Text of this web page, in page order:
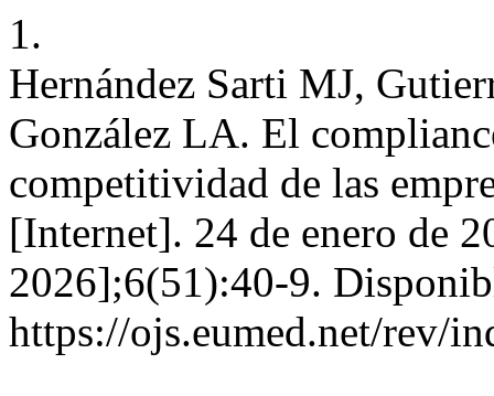
1.
Hernández Sarti MJ,
González LA. El
competitividad de las
[Internet]. 24 de enero de
2026];6(51):40-9.
https://ojs.eumed.net/rev/